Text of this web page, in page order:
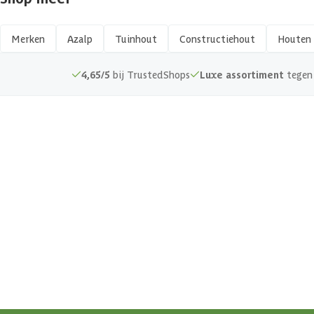
Kopmaat
Merken Azalp Tuinhout Constructiehout Houten
4,65/5 bij TrustedShops Luxe assortiment